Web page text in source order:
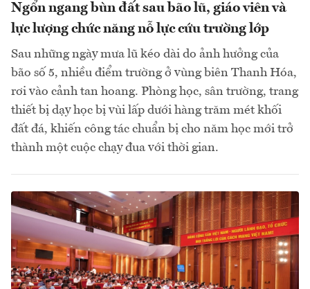
Ngổn ngang bùn đất sau bão lũ, giáo viên và
lực lượng chức năng nỗ lực cứu trường lớp
Sau những ngày mưa lũ kéo dài do ảnh hưởng của
bão số 5, nhiều điểm trường ở vùng biên Thanh Hóa,
rơi vào cảnh tan hoang. Phòng học, sân trường, trang
thiết bị dạy học bị vùi lấp dưới hàng trăm mét khối
đất đá, khiến công tác chuẩn bị cho năm học mới trở
thành một cuộc chạy đua với thời gian.